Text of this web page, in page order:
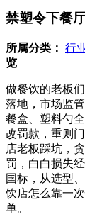
禁塑令下餐
所属分类： 行
览
做餐饮的老板
落地，市场监
餐盒、塑料勺
改罚款，重则
店老板踩坑，
罚，白白损失
国标，从选型
饮店怎么靠一
单。